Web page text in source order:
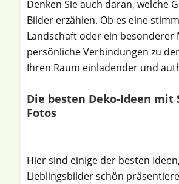
Denken Sie auch daran, welche
Bilder erzählen. Ob es eine
Landschaft oder ein besonderer
persönliche Verbindungen zu
Ihren Raum einladender und
Die besten Deko-Ideen mit
Fotos
Hier sind einige der besten
Lieblingsbilder schön